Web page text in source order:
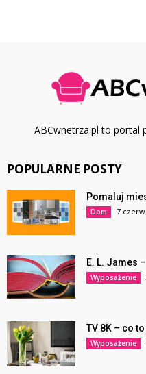
ABCwnetrza.pl to portal
POPULARNE POSTY
Pomaluj
Dom 7
E. L. James
Wyposażenie
TV 8K – co
Wyposażenie